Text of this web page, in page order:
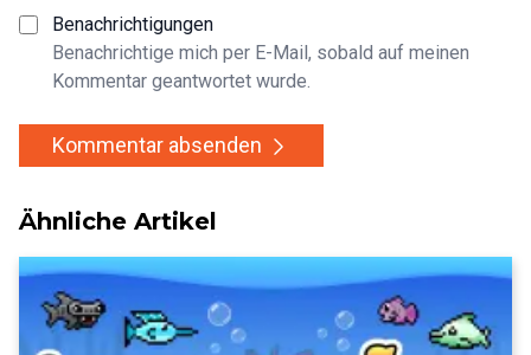
Benachrichtigungen
Benachrichtige mich per E-Mail, sobald auf meinen
Kommentar geantwortet wurde.
Kommentar absenden
Ähnliche Artikel